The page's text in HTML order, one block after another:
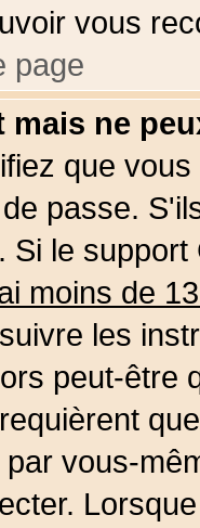
vous
page
ne
que
passe.
Si le
moins de
les
peut-être
vous-